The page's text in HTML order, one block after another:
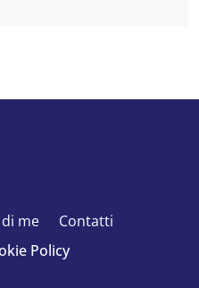
me
Contatti
Policy